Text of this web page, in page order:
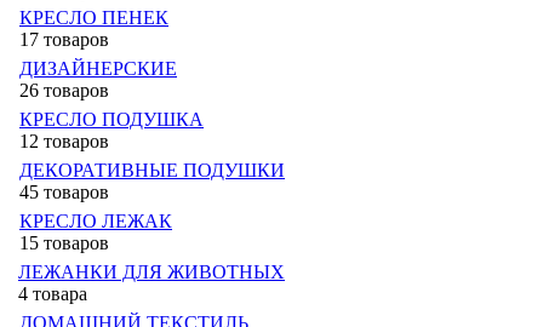
КРЕСЛО ПЕНЕК
17 товаров
ДИЗАЙНЕРСКИЕ
26 товаров
КРЕСЛО ПОДУШКА
12 товаров
ДЕКОРАТИВНЫЕ ПОДУШКИ
45 товаров
КРЕСЛО ЛЕЖАК
15 товаров
ЛЕЖАНКИ ДЛЯ ЖИВОТНЫХ
4 товара
ДОМАШНИЙ ТЕКСТИЛЬ